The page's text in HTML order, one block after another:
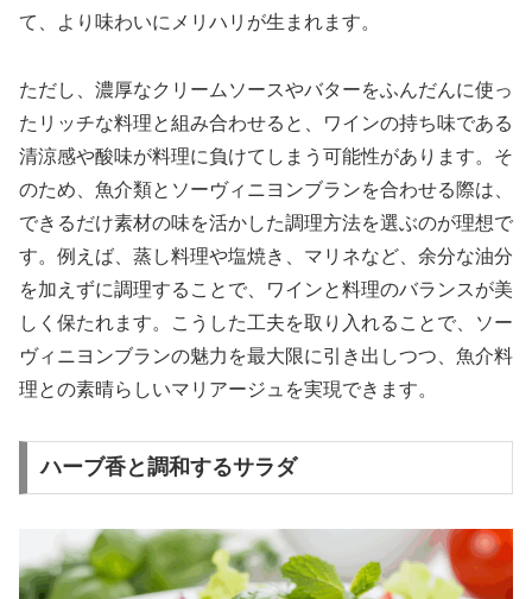
て、より味わいにメリハリが生まれます。
ただし、濃厚なクリームソースやバターをふんだんに使っ
たリッチな料理と組み合わせると、ワインの持ち味である
清涼感や酸味が料理に負けてしまう可能性があります。そ
のため、魚介類とソーヴィニヨンブランを合わせる際は、
できるだけ素材の味を活かした調理方法を選ぶのが理想で
す。例えば、蒸し料理や塩焼き、マリネなど、余分な油分
を加えずに調理することで、ワインと料理のバランスが美
しく保たれます。こうした工夫を取り入れることで、ソー
ヴィニヨンブランの魅力を最大限に引き出しつつ、魚介料
理との素晴らしいマリアージュを実現できます。
ハーブ香と調和するサラダ